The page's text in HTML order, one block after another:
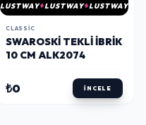
LUSTWAY LUSTWAY LUSTWAY
CLASSIC
SWAROSKI TEKLI İBRIK
10 CM ALK2074
₺0 İNCELE